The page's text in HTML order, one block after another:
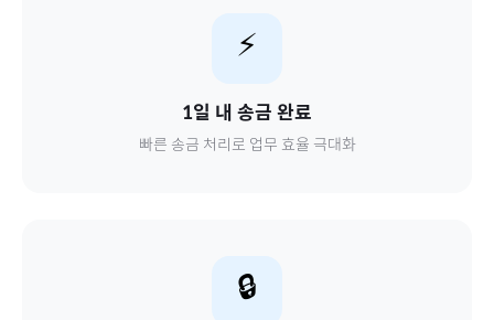
⚡
1일 내 송금 완료
빠른 송금 처리로 업무 효율 극대화
🔒